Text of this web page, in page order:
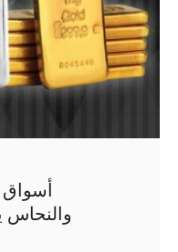
أسواق